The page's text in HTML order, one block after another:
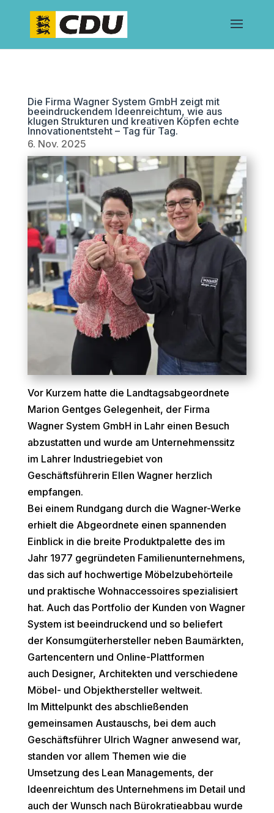
Die Firma Wagner System GmbH zeigt mit
beeindruckendem Ideenreichtum, wie aus
klugen Strukturen und kreativen Köpfen echte
Innovationentsteht – Tag für Tag.
6. Nov. 2025
Vor Kurzem hatte die Landtagsabgeordnete
Marion Gentges Gelegenheit, der Firma
Wagner System GmbH in Lahr einen Besuch
abzustatten und wurde am Unternehmenssitz
im Lahrer Industriegebiet von
Geschäftsführerin Ellen Wagner herzlich
empfangen.
Bei einem Rundgang durch die Wagner-Werke
erhielt die Abgeordnete einen spannenden
Einblick in die breite Produktpalette des im
Jahr 1977 gegründeten Familienunternehmens,
das sich auf hochwertige Möbelzubehörteile
und praktische Wohnaccessoires spezialisiert
hat. Auch das Portfolio der Kunden von Wagner
System ist beeindruckend und so beliefert
der Konsumgüterhersteller neben Baumärkten,
Gartencentern und Online-Plattformen
auch Designer, Architekten und verschiedene
Möbel- und Objekthersteller weltweit.
Im Mittelpunkt des abschließenden
gemeinsamen Austauschs, bei dem auch
Geschäftsführer Ulrich Wagner anwesend war,
standen vor allem Themen wie die
Umsetzung des Lean Managements, der
Ideenreichtum des Unternehmens im Detail und
auch der Wunsch nach Bürokratieabbau wurde